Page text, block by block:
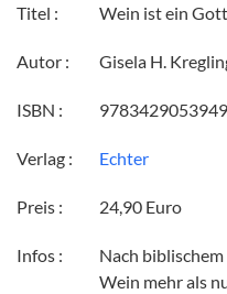
Titel : Wein ist ein
Autor : Gisela H.
ISBN : 9783429053949
Verlag : Echter
Preis : 24,90 Euro
Infos :
Nach
Wein mehr als